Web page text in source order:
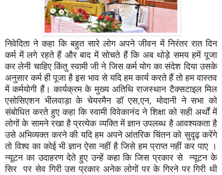
निवेदिता ने कहा कि बहुत सारे लोग अपने जीवन में निरंतर रात दिन
कर्म में लगे रहते हैं और बाद में सोचते हैं कि अब थोड़े समय हमें पूजा
कर लेनी चाहिए किंतु स्वामी जी ने जिस कर्म योग का संदेश दिया उसके
अनुसार कर्म ही पूजा है इस भाव से यदि हम कार्य करते हैं तो हम वास्तव
में कर्मयोगी हैं। कार्यक्रम के मुख्य अतिथि राजस्थान टैक्सटाइल मिल
एसोसिएशन भीलवाड़ा के चेयरमैन डॉ एस,एन, मोदानी ने सभा को
संबोधित करते हुए कहा कि स्वामी विवेकानंद ने शिक्षा को सही अर्थों में
लोगों के सामने रखा है प्रत्येक व्यक्ति में ज्ञान उपलब्ध है आवश्यकता है
उसे अभिव्यक्त करने की यदि हम अपने आंतरिक चिंतन को सुदृढ़ करेंगे
तो विश्व का कोई भी ज्ञान ऐसा नहीं है जिसे हम प्राप्त नहीं कर पाए ।
न्यूटन का उदाहरण देते हुए उन्हें कहा कि जिस प्रकार से न्यूटन के
सिर पर सेव गिरी उस प्रकार अनेक लोगों पर के गिरने पर गिरी थी